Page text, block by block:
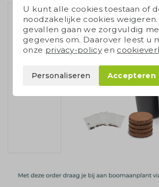
U kunt alle cookies toestaan of
noodzakelijke cookies
gevallen gaan we zorgvuldig
gegevens om. Daarover leest u
onze privacy-policyen
Personaliseren Accepteren